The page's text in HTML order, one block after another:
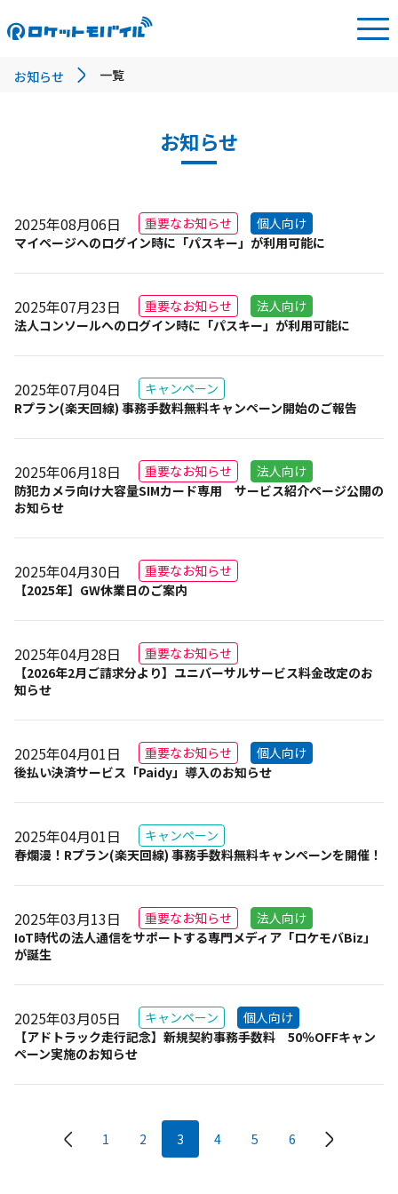
お知らせ 一覧
お知らせ
2025年08月06日 重要なお知らせ
個人向け
マイページへのログイン時に「パスキー」が利用可能に
2025年07月23日 重要なお知らせ
法人向け
法人コンソールへのログイン時に「パスキー」が利用可能に
2025年07月04日
キャンペーン
Rプラン(楽天回線) 事務手数料無料キャンペーン開始のご報告
2025年06月18日 重要なお知らせ
法人向け
防犯カメラ向け大容量SIMカード専用 サービス紹介ページ公開の
お知らせ
2025年04月30日
重要なお知らせ
【2025年】GW休業日のご案内
2025年04月28日
重要なお知らせ
【2026年2月ご請求分より】ユニバーサルサービス料金改定のお
知らせ
2025年04月01日 重要なお知らせ
個人向け
後払い決済サービス「Paidy」導入のお知らせ
2025年04月01日
キャンペーン
春爛漫！Rプラン(楽天回線) 事務手数料無料キャンペーンを開催！
2025年03月13日 重要なお知らせ
法人向け
IoT時代の法人通信をサポートする専門メディア「ロケモバBiz」
が誕生
2025年03月05日 キャンペーン
個人向け
【アドトラック走行記念】新規契約事務手数料 50％OFFキャン
ペーン実施のお知らせ
1 2 3 4 5 6